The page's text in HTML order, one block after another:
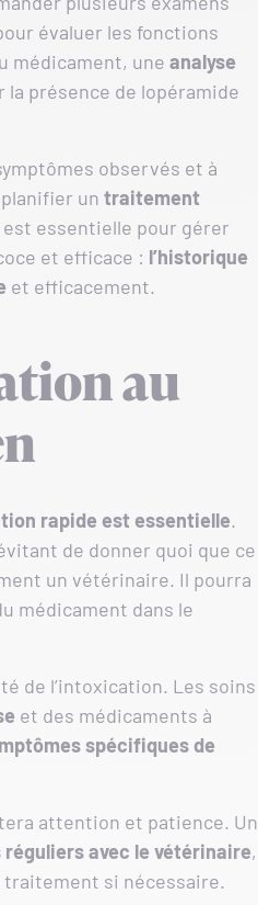
évaluer les fonctions
médicament, une analyse
présence de lopéramide
observés et à
un traitement
essentielle pour gérer
et efficace : l’historique
et efficacement.
au
rapide est essentielle.
de donner quoi que ce
un vétérinaire. Il pourra
médicament dans le
de l’intoxication. Les soins
et des médicaments à
spécifiques de
attention et patience. Un
réguliers avec le vétérinaire,
si nécessaire.